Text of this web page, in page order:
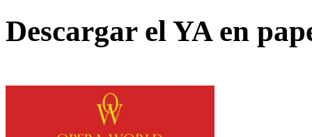
Descargar el YA en